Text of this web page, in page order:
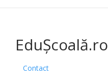
EduȘcoală.ro
Contact